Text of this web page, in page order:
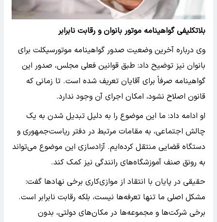
بلاتکلیفی گواهینامه موتور بانوان و رقابت نابرابر
وی درباره آخرین وضعیت صدور گواهینامه موتورسیکلت برای
بانوان نیز توضیح داد: طبق قوانین فعلی مجلس، صدور این
گواهینامه صرفاً برای آقایان تعریف شده است. تا زمانی که
قانون اصلاح نشود، امکان اجرای آن وجود ندارد.
او ادامه داد: ما این موضوع را به دلیل تبدیل شدن به یک
چالش اجتماعی، به مقامات مرتبط در دفتر ریاست‌جمهوری و
دستگاه قضایی منتقل کرده‌ایم. آزادسازی این موضوع می‌تواند
به رونق صنف آموزشگاه‌های رانندگی نیز کمک کند.
حقیقی در پایان با انتقاد از موازی‌کاری برخی نهاد‌ها گفت:
مشکل اصلی ما تنها تعرفه‌ها نیست، بلکه رقابت نابرابر است.
برخی شرکت‌ها و مجموعه‌ها در مکان‌های دولتی، بدون